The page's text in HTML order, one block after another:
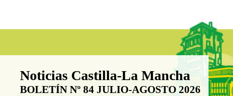
Boletín Noticias Castilla-La
Noticias Castilla-La Mancha
BOLETÍN Nº 84 JULIO-AGOSTO 2026